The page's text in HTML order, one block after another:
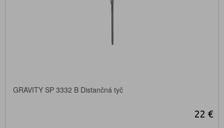
GRAVITY SP 3332 B Distančná tyč
22 €